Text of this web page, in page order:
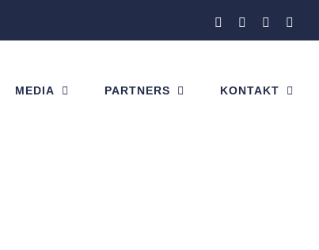
FacebookInstagram
MEDIA PARTNERS KONTAKT